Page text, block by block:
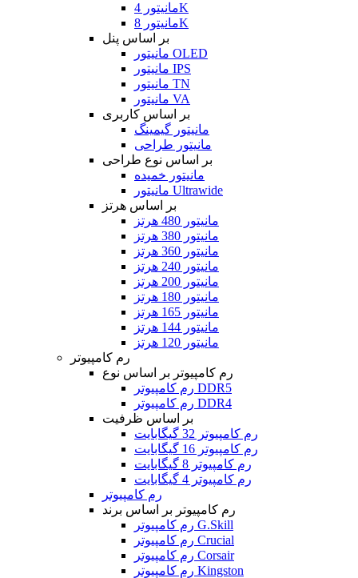
مانیتور 4K
مانیتور 8K
بر اساس پنل
مانیتور OLED
مانیتور IPS
مانیتور TN
مانیتور VA
بر اساس کاربری
مانیتور گیمینگ
مانیتور طراحی
بر اساس نوع طراحی
مانیتور خمیده
مانیتور Ultrawide
بر اساس هرتز
مانیتور 480 هرتز
مانیتور 380 هرتز
مانیتور 360 هرتز
مانیتور 240 هرتز
مانیتور 200 هرتز
مانیتور 180 هرتز
مانیتور 165 هرتز
مانیتور 144 هرتز
مانیتور 120 هرتز
رم کامپیوتر
رم کامپیوتر بر اساس نوع
رم کامپیوتر DDR5
رم کامپیوتر DDR4
بر اساس ظرفیت
رم کامپیوتر 32 گیگابایت
رم کامپیوتر 16 گیگابایت
رم کامپیوتر 8 گیگابایت
رم کامپیوتر 4 گیگابایت
رم کامپیوتر
رم کامپیوتر بر اساس برند
رم کامپیوتر G.Skill
رم کامپیوتر Crucial
رم کامپیوتر Corsair
رم کامپیوتر Kingston